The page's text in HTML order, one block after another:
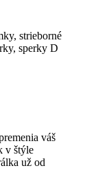
strieborné
sperky D
váš
v štýle
už od